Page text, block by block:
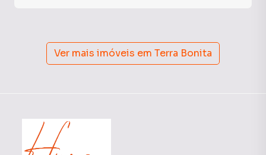
Ver mais imóveis em Terra Bonita